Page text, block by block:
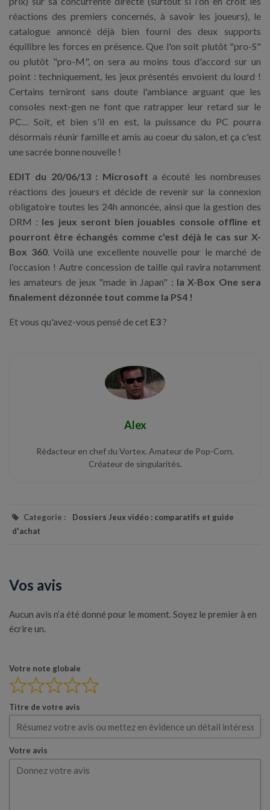
réactions des premiers concernés, à savoir les joueurs), le
catalogue annoncé déjà bien fourni des deux supports
équilibre les forces en présence. Que l'on soit plutôt "pro-S"
ou plutôt "pro-M", on sera au moins tous d'accord sur un
point : techniquement, les jeux présentés envoient du lourd !
Certains terniront sans doute l'ambiance arguant que les
consoles next-gen ne font que ratrapper leur retard sur le
PC… Soit, et bien s'il en est, la puissance du PC pourra
désormais réunir famille et amis au coeur du salon, et ça c'est
une sacrée bonne nouvelle !
EDIT du 20/06/13 : Microsoft a écouté les nombreuses
réactions des joueurs et décide de revenir sur la connexion
obligatoire toutes les 24h annoncée, ainsi que la gestion des
DRM : les jeux seront bien jouables console offline et
pourront être échangés comme c'est déjà le cas sur X-
Box 360. Voilà une excellente nouvelle pour le marché de
l'occasion ! Autre concession de taille qui ravira notamment
les amateurs de jeux "made in Japan" : la X-Box One sera
finalement dézonnée tout comme la PS4 !
Et vous qu'avez-vous pensé de cet E3?
Alex
Rédacteur en chef du Vortex. Amateur de Pop-Corn.
Créateur de singularités.
Categorie :
Dossiers Jeux vidéo : comparatifs et guide
d'achat
Vos avis
Aucun avis n’a été donné pour le moment. Soyez le premier à en
écrire un.
Votre note globale
Titre de votre avis
Votre avis